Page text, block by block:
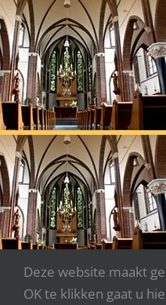
Deze website maakt
OK te klikken gaat u